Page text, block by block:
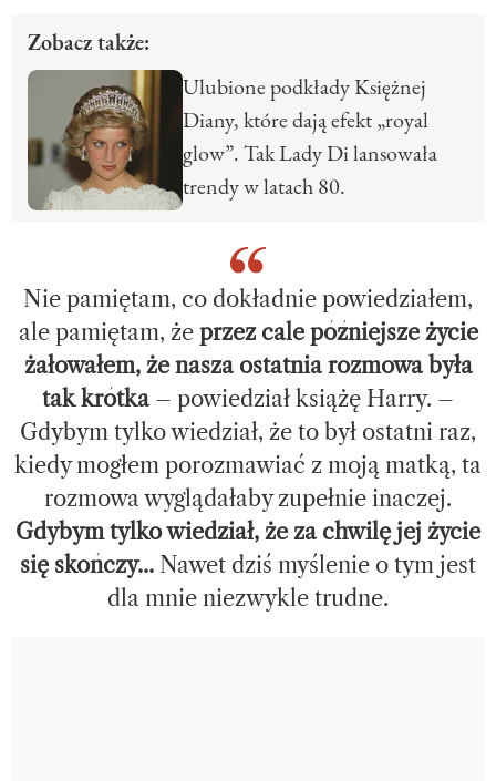
Zobacz także:
Ulubione podkłady Księżnej
Diany, które dają efekt „royal
glow”. Tak Lady Di lansowała
trendy w latach 80.
Nie pamiętam, co dokładnie powiedziałem,
ale pamiętam, że przez cale późniejsze życie
żałowałem, że nasza ostatnia rozmowa była
tak krótka– powiedział książę Harry. –
Gdybym tylko wiedział, że to był ostatni raz,
kiedy mogłem porozmawiać z moją matką, ta
rozmowa wyglądałaby zupełnie inaczej.
Gdybym tylko wiedział, że za chwilę jej życie
się skończy... Nawet dziś myślenie o tym jest
dla mnie niezwykle trudne.